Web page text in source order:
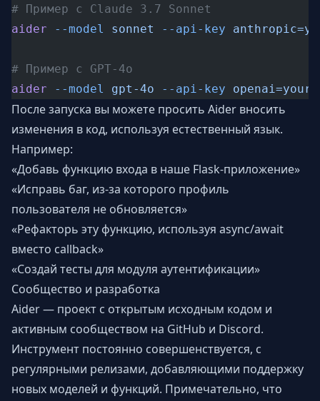
# Пример с Claude 3.7 Sonnet
aider --model sonnet --api-key
# Пример с GPT-4o
aider --model gpt-4o --api-key
После запуска вы можете просить Aider вносить
изменения в код, используя естественный язык.
Например:
«Добавь функцию входа в наше Flask-приложение»
«Исправь баг, из-за которого профиль
пользователя не обновляется»
«Рефакторь эту функцию, используя async/await
вместо callback»
«Создай тесты для модуля аутентификации»
Сообщество и разработка
Aider — проект с открытым исходным кодом и
активным сообществом на GitHub и Discord.
Инструмент постоянно совершенствуется, с
регулярными релизами, добавляющими поддержку
новых моделей и функций. Примечательно, что